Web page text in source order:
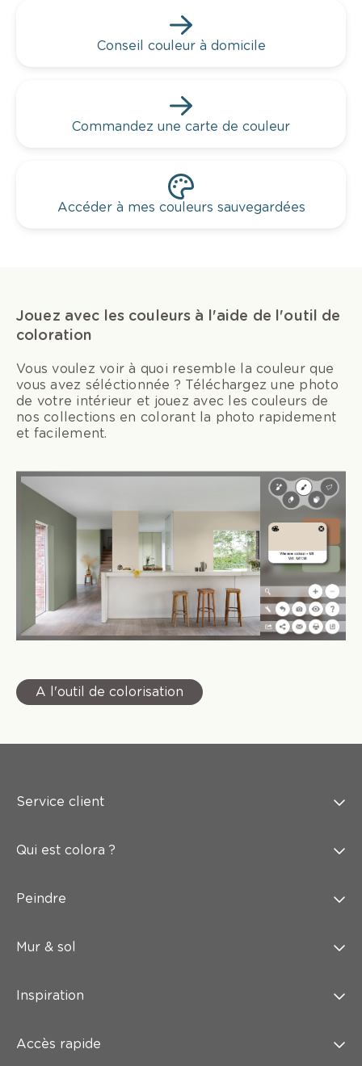
Conseil couleur à domicile
Commandez une carte de couleur
Accéder à mes couleurs sauvegardées
Jouez avec les couleurs à l'aide de l'outil de
coloration
Vous voulez voir à quoi resemble la couleur que
vous avez séléctionnée ? Téléchargez une photo
de votre intérieur et jouez avec les couleurs de
nos collections en colorant la photo rapidement
et facilement.
A l'outil de colorisation
Service client
Qui est colora ?
Peindre
Mur & sol
Inspiration
Accès rapide